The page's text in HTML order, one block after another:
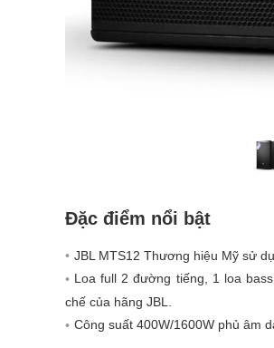
Đặc điểm nổi bật
JBL MTS12 Thương hiệu Mỹ sử
Loa full 2 đường tiếng, 1 loa
chế của hãng JBL.
Công suất 400W/1600W phủ âm